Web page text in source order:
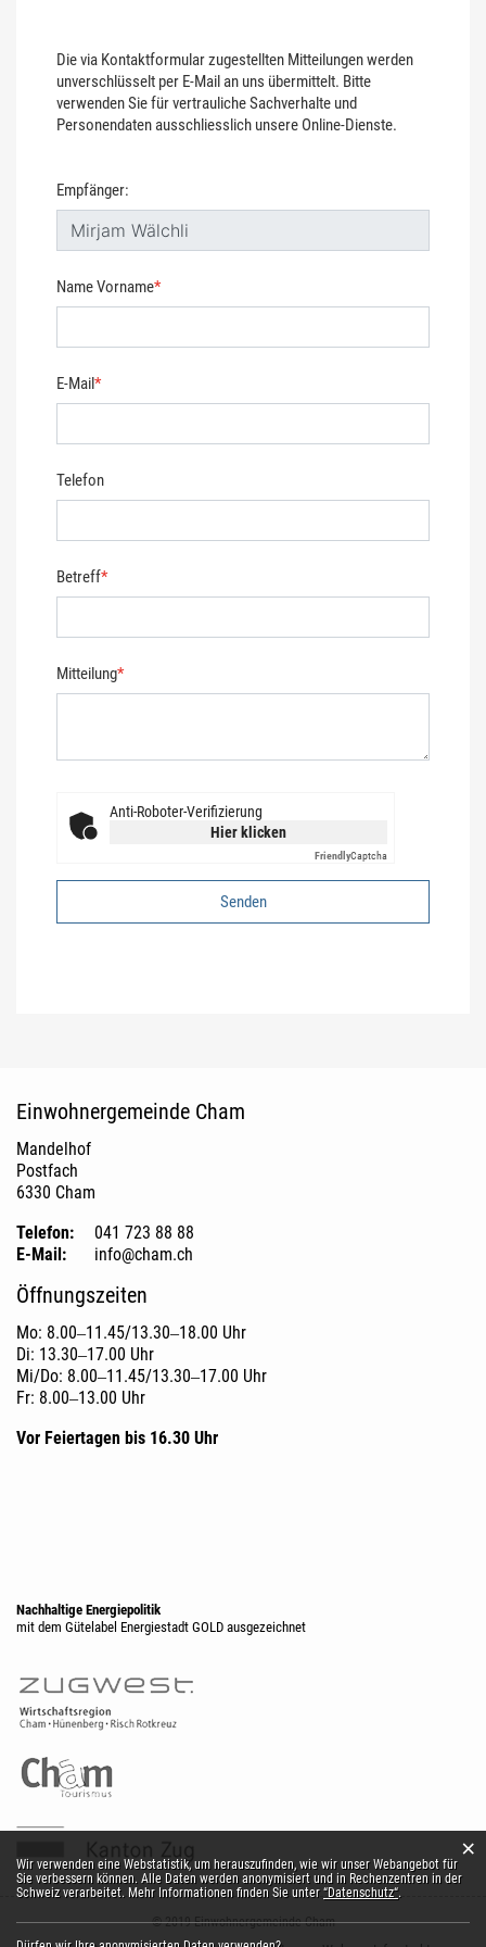
Die via Kontaktformular zugestellten Mitteilungen werden
unverschlüsselt per E-Mail an uns übermittelt. Bitte
verwenden Sie für vertrauliche Sachverhalte und
Personendaten ausschliesslich unsere Online-Dienste.
Empfänger:
Name Vorname*
E-Mail*
Telefon
Betreff*
Mitteilung*
Anti-Roboter-Verifizierung
Hier klicken
FriendlyCaptcha
Senden
Einwohnergemeinde Cham
Mandelhof
Postfach
6330 Cham
Telefon:
041 723 88 88
E-Mail:
info@cham.ch
Öffnungszeiten
Mo: 8.00‒11.45/13.30‒18.00 Uhr
Di: 13.30‒17.00 Uhr
Mi/Do: 8.00‒11.45/13.30‒17.00 Uhr
Fr: 8.00‒13.00 Uhr
Vor Feiertagen bis 16.30 Uhr
Nachhaltige Energiepolitik
mit dem Gütelabel Energiestadt GOLD ausgezeichnet
© 2019 Einwohnergemeinde Cham
Webstatistik
Wir verwenden eine Webstatistik, um herauszufinden, wie wir unser Webangebot für
Sie verbessern können. Alle Daten werden anonymisiert und in Rechenzentren in der
Schweiz verarbeitet. Mehr Informationen finden Sie unter “Datenschutz“.
×